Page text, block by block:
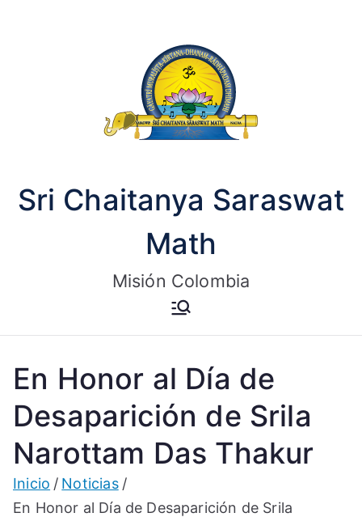
Sri Chaitanya Saraswat
Math
Misión Colombia
En Honor al Día de
Desaparición de Srila
Narottam Das Thakur
Inicio
Noticias
En Honor al Día de Desaparición de Srila